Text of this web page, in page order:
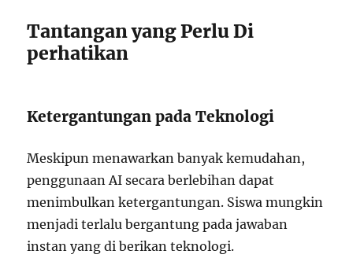
Tantangan yang Perlu Di
perhatikan
Ketergantungan pada Teknologi
Meskipun menawarkan banyak kemudahan,
penggunaan AI secara berlebihan dapat
menimbulkan ketergantungan. Siswa mungkin
menjadi terlalu bergantung pada jawaban
instan yang di berikan teknologi.